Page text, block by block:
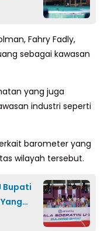
Fahry Fadly,
sebagai kawasan
yang juga
industri seperti
barometer yang
wilayah tersebut.
Bupati